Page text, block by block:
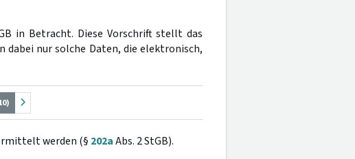
in Betracht. Diese Vorschrift stellt das
dabei nur solche Daten, die elektronisch,
werden (§ 202aAbs. 2 StGB).